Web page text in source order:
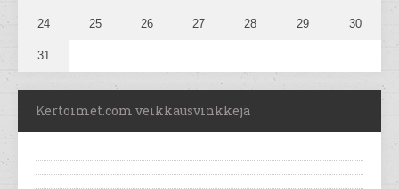
24 25 26 27 28 29 30
31
Kertoimet.com veikkausvinkkejä